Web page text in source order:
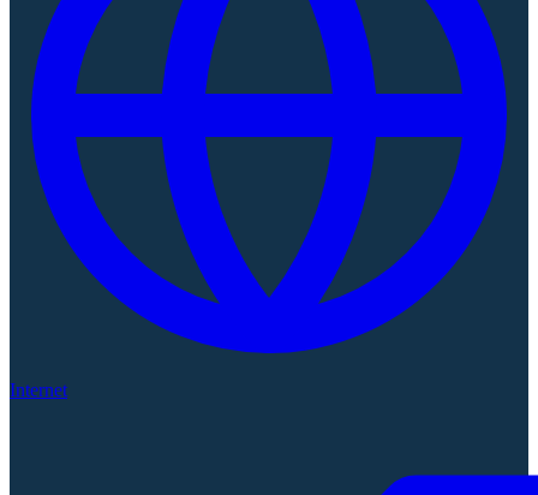
Internet